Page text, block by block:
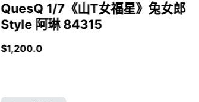
QuesQ 1/7《山T女福星》兔女郎
Style 阿琳 84315
$1,200.0